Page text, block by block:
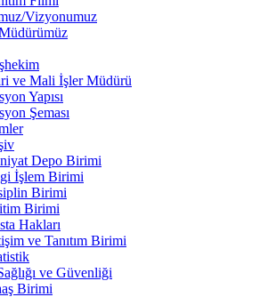
Vizyonumuz
ve Mali İşler Müdürü
Yapısı
Şeması
Depo Birimi
İşlem Birimi
Birimi
Birimi
Hakları
ve Tanıtım Birimi
ve Güvenliği
Birimi